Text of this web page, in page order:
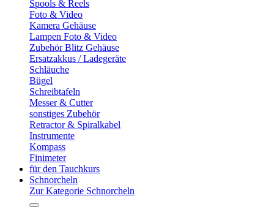
Spools & Reels
Foto & Video
Kamera Gehäuse
Lampen Foto & Video
Zubehör Blitz Gehäuse
Ersatzakkus / Ladegeräte
Schläuche
Bügel
Schreibtafeln
Messer & Cutter
sonstiges Zubehör
Retractor & Spiralkabel
Instrumente
Kompass
Finimeter
für den Tauchkurs
Schnorcheln
Zur Kategorie Schnorcheln